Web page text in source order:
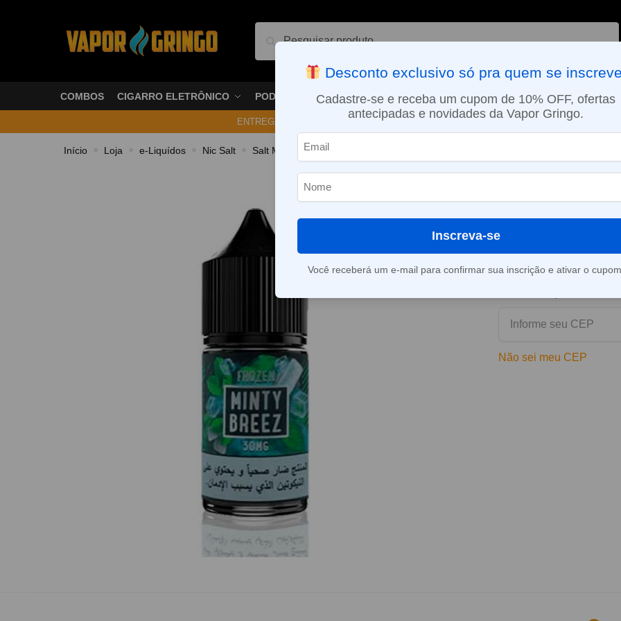
Pesquisar
COMBOS CIGARRO ELETRÔNICO PODS VAPORIZADOR DE ERVAS E-LIQUÍDOS NICOTINA ORAL
ENTREGA NO MESMO DIA EM SÃO PAULO (SEG A SEX): PEDIDOS APROVADOS ATÉ
Início » Loja » e-Liquídos » Nic Salt » Salt Mentolados
Líquido Sams
Frozen Minty
Este produto está fora
Consultar prazo e valor
Não sei meu CEP
Desconto exclusivo só pra quem se
Cadastre-se e receba um cupom de 10% OFF, ofertas
antecipadas e novidades da Vapor Gringo.
Inscreva-se
Você receberá um e-mail para confirmar sua inscrição e ativar o